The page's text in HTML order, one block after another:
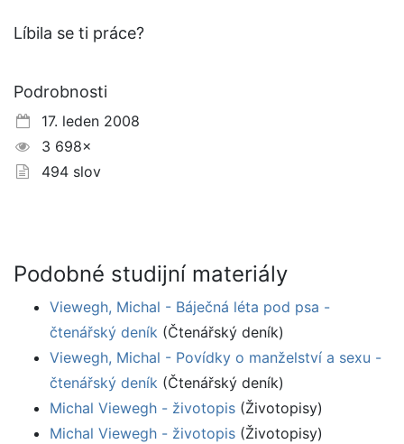
Líbila se ti práce?
Podrobnosti
17. leden 2008
3 698×
494 slov
Podobné studijní materiály
Viewegh, Michal - Báječná léta pod psa -
čtenářský deník (Čtenářský deník)
Viewegh, Michal - Povídky o manželství a sexu -
čtenářský deník (Čtenářský deník)
Michal Viewegh - životopis (Životopisy)
Michal Viewegh - životopis (Životopisy)